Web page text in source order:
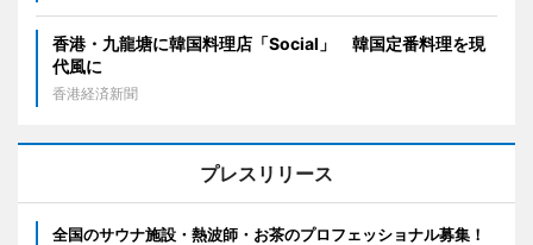
香港・九龍塘に韓国料理店「Social」 韓国定番料理を現
代風に
香港経済新聞
プレスリリース
全国のサウナ施設・熱波師・お茶のプロフェッショナル募集！